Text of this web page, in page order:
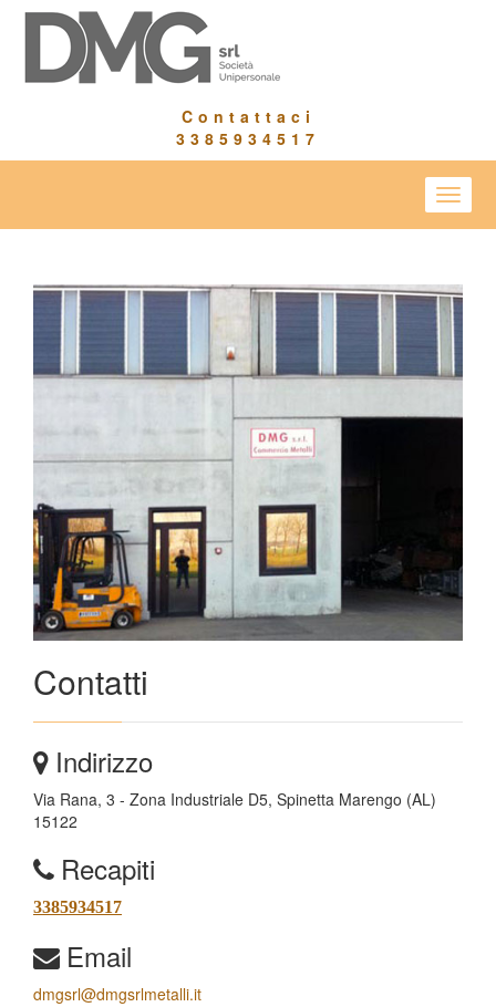
Contattaci
3385934517
Toggle
Contatti
Indirizzo
Via Rana, 3 - Zona Industriale D5, Spinetta Marengo (AL)
15122
Recapiti
3385934517
Email
dmgsrl@dmgsrlmetalli.it